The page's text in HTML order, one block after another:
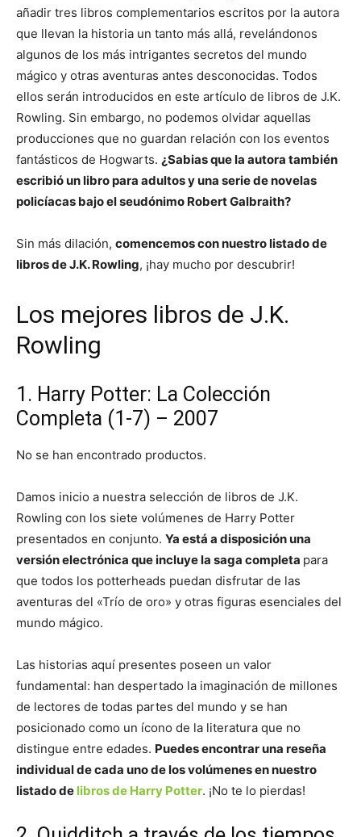
añadir tres libros complementarios escritos por la autora
que llevan la historia un tanto más allá, revelándonos
algunos de los más intrigantes secretos del mundo
mágico y otras aventuras antes desconocidas. Todos
ellos serán introducidos en este artículo de libros de J.K.
Rowling. Sin embargo, no podemos olvidar aquellas
producciones que no guardan relación con los eventos
fantásticos de Hogwarts. ¿Sabias que la autora también
escribió un libro para adultos y una serie de novelas
policíacas bajo el seudónimo Robert Galbraith?
Sin más dilación, comencemos con nuestro listado de
libros de J.K. Rowling, ¡hay mucho por descubrir!
Los mejores libros de J.K.
Rowling
1. Harry Potter: La Colección
Completa (1-7) – 2007
No se han encontrado productos.
Damos inicio a nuestra selección de libros de J.K.
Rowling con los siete volúmenes de Harry Potter
presentados en conjunto. Ya está a disposición una
versión electrónica que incluye la saga completa para
que todos los potterheads puedan disfrutar de las
aventuras del «Trío de oro» y otras figuras esenciales del
mundo mágico.
Las historias aquí presentes poseen un valor
fundamental: han despertado la imaginación de millones
de lectores de todas partes del mundo y se han
posicionado como un ícono de la literatura que no
distingue entre edades. Puedes encontrar una reseña
individual de cada uno de los volúmenes en nuestro
listado de libros de Harry Potter. ¡No te lo pierdas!